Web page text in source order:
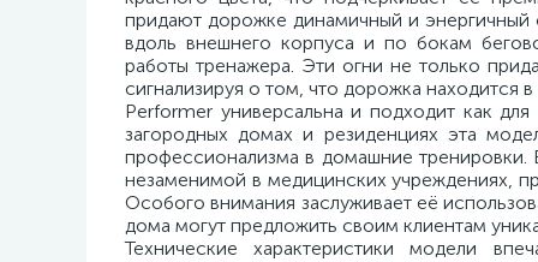
придают дорожке динамичный и энергичный
вдоль внешнего корпуса и по бокам
работы тренажера. Эти огни не только
сигнализируя о том, что дорожка находится
Performer универсальна и подходит как
загородных домах и резиденциях эта
профессионализма в домашние тренировки.
незаменимой в медицинских учреждениях,
Особого внимания заслуживает её
дома могут предложить своим клиентам
Технические характеристики модели